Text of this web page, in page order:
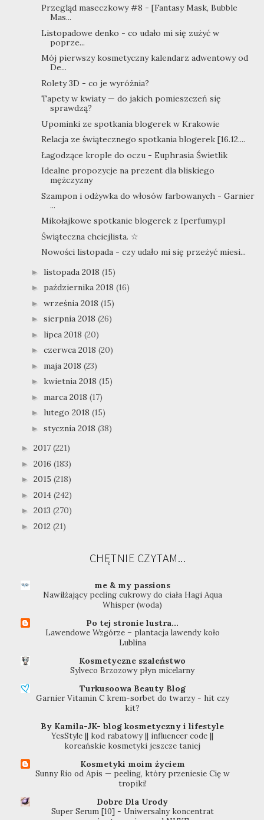
Przegląd maseczkowy #8 - [Fantasy Mask, Bubble
Mas...
Listopadowe denko - co udało mi się zużyć w
poprze...
Mój pierwszy kosmetyczny kalendarz adwentowy od
De...
Rolety 3D - co je wyróżnia?
Tapety w kwiaty — do jakich pomieszczeń się
sprawdzą?
Upominki ze spotkania blogerek w Krakowie
Relacja ze świątecznego spotkania blogerek [16.12....
Łagodzące krople do oczu - Euphrasia Świetlik
Idealne propozycje na prezent dla bliskiego
mężczyzny
Szampon i odżywka do włosów farbowanych - Garnier
...
Mikołajkowe spotkanie blogerek z Iperfumy.pl
Świąteczna chciejlista. ☆
Nowości listopada - czy udało mi się przeżyć miesi...
► listopada 2018 (15)
► października 2018 (16)
► września 2018 (15)
► sierpnia 2018 (26)
► lipca 2018 (20)
► czerwca 2018 (20)
► maja 2018 (23)
► kwietnia 2018 (15)
► marca 2018 (17)
► lutego 2018 (15)
► stycznia 2018 (38)
► 2017 (221)
► 2016 (183)
► 2015 (218)
► 2014 (242)
► 2013 (270)
► 2012 (21)
CHĘTNIE CZYTAM...
me & my passions
Nawilżający peeling cukrowy do ciała Hagi Aqua
Whisper (woda)
Po tej stronie lustra...
Lawendowe Wzgórze – plantacja lawendy koło
Lublina
Kosmetyczne szaleństwo
Sylveco Brzozowy płyn micelarny
Turkusoowa Beauty Blog
Garnier Vitamin C krem-sorbet do twarzy - hit czy
kit?
By Kamila-JK- blog kosmetyczny i lifestyle
YesStyle || kod rabatowy || influencer code ||
koreańskie kosmetyki jeszcze taniej
Kosmetyki moim życiem
Sunny Rio od Apis — peeling, który przeniesie Cię w
tropiki!
Dobre Dla Urody
Super Serum [10] - Uniwersalny koncentrat